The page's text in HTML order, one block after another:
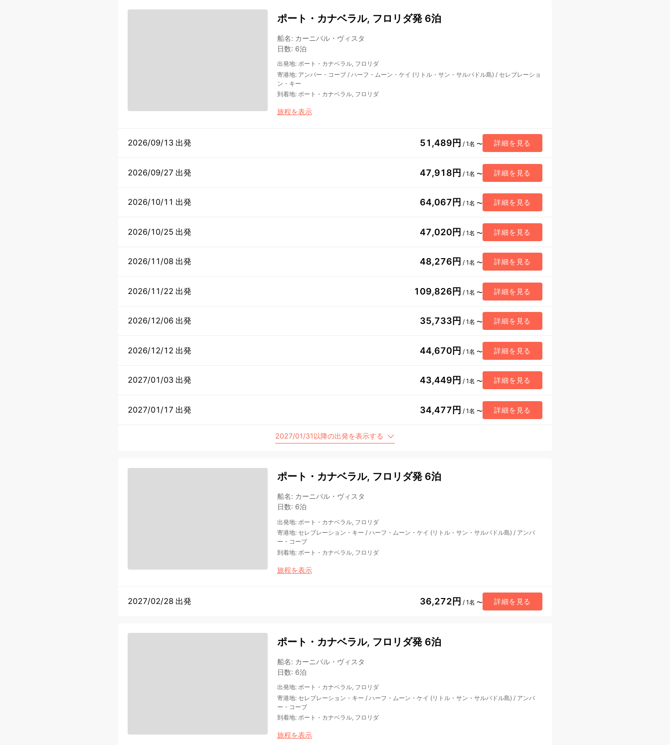
ポート・カナベラル, フロリダ発 6泊
船名: カーニバル・ヴィスタ
日数: 6泊
出発地: ポート・カナベラル, フロリダ
寄港地: アンバー・コーブ/ ハーフ・ムーン・ケイ (リトル・サン・サルバドル島) / セレブレーショ
ン・キー
到着地: ポート・カナベラル, フロリダ
旅程を表示
2026/09/13 出発 51,489円 / 1名 〜 詳細を見る
2026/09/27 出発 47,918円 / 1名 〜 詳細を見る
2026/10/11 出発 64,067円 / 1名 〜 詳細を見る
2026/10/25 出発 47,020円 / 1名 〜 詳細を見る
2026/11/08 出発 48,276円 / 1名 〜 詳細を見る
2026/11/22 出発 109,826円 / 1名 〜 詳細を見る
2026/12/06 出発 35,733円 / 1名 〜 詳細を見る
2026/12/12 出発 44,670円 / 1名 〜 詳細を見る
2027/01/03 出発 43,449円 / 1名 〜 詳細を見る
2027/01/17 出発 34,477円 / 1名 〜 詳細を見る
2027/01/31以降の出発を表示する
ポート・カナベラル, フロリダ発 6泊
船名: カーニバル・ヴィスタ
日数: 6泊
出発地: ポート・カナベラル, フロリダ
寄港地: セレブレーション・キー / ハーフ・ムーン・ケイ (リトル・サン・サルバドル島) / アンバ
ー・コーブ
到着地: ポート・カナベラル, フロリダ
旅程を表示
2027/02/28 出発 36,272円 / 1名 〜 詳細を見る
ポート・カナベラル, フロリダ発 6泊
船名: カーニバル・ヴィスタ
日数: 6泊
出発地: ポート・カナベラル, フロリダ
寄港地: セレブレーション・キー / ハーフ・ムーン・ケイ (リトル・サン・サルバドル島) / アンバ
ー・コーブ
到着地: ポート・カナベラル, フロリダ
旅程を表示